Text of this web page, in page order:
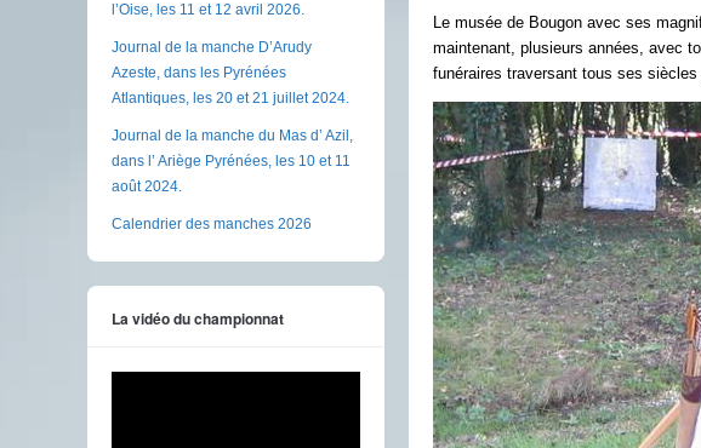
Le musée de Bougon avec ses
maintenant, plusieurs années, avec
funéraires traversant tous ses
l’Oise, les 11 et 12 avril 2026.
Journal de la manche D’Arudy
Azeste, dans les Pyrénées
Atlantiques, les 20 et 21 juillet 2024.
Journal de la manche du Mas d’ Azil,
dans l’ Ariège Pyrénées, les 10 et 11
août 2024.
Calendrier des manches 2026
La vidéo du championnat